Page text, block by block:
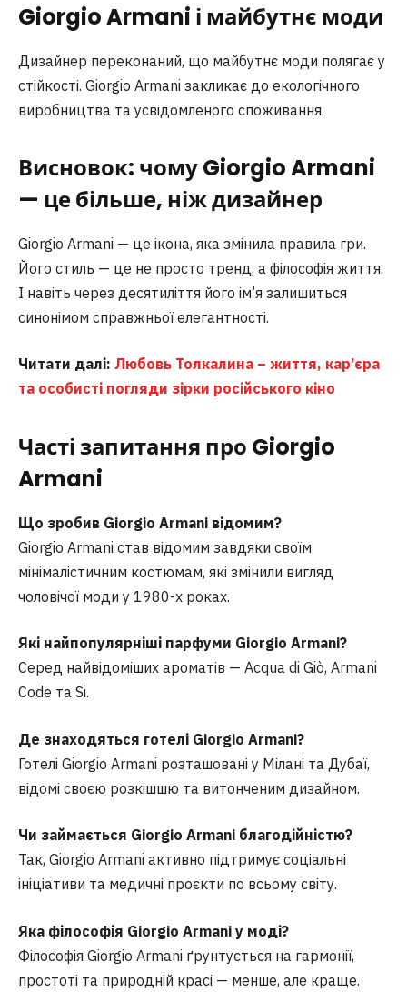
Giorgio Armani і майбутнє моди
Дизайнер переконаний, що майбутнє моди полягає у
стійкості. Giorgio Armani закликає до екологічного
виробництва та усвідомленого споживання.
Висновок: чому Giorgio Armani
— це більше, ніж дизайнер
Giorgio Armani — це ікона, яка змінила правила гри.
Його стиль — це не просто тренд, а філософія життя.
І навіть через десятиліття його ім’я залишиться
синонімом справжньої елегантності.
Читати далі: Любовь Толкалина – життя, кар’єра
та особисті погляди зірки російського кіно
Часті запитання про Giorgio
Armani
Що зробив Giorgio Armani відомим?
Giorgio Armani став відомим завдяки своїм
мінімалістичним костюмам, які змінили вигляд
чоловічої моди у 1980-х роках.
Які найпопулярніші парфуми Giorgio Armani?
Серед найвідоміших ароматів — Acqua di Giò, Armani
Code та Si.
Де знаходяться готелі Giorgio Armani?
Готелі Giorgio Armani розташовані у Мілані та Дубаї,
відомі своєю розкішшю та витонченим дизайном.
Чи займається Giorgio Armani благодійністю?
Так, Giorgio Armani активно підтримує соціальні
ініціативи та медичні проєкти по всьому світу.
Яка філософія Giorgio Armani у моді?
Філософія Giorgio Armani ґрунтується на гармонії,
простоті та природній красі — менше, але краще.